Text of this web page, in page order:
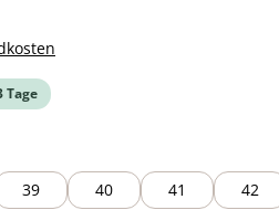
Tage
39 40 41 42